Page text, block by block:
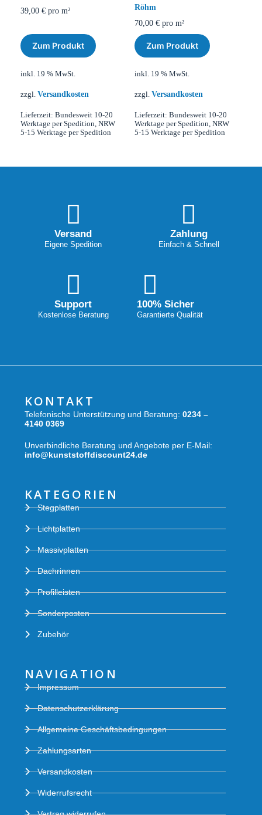
39,00 € pro m²
Zum Produkt
inkl. 19 % MwSt.
zzgl. Versandkosten
Lieferzeit: Bundesweit 10-20
Werktage per Spedition, NRW
5-15 Werktage per Spedition
Röhm
70,00 €pro m²
Zum Produkt
inkl. 19 % MwSt.
zzgl. Versandkosten
Lieferzeit: Bundesweit 10-20
Werktage per Spedition, NRW
5-15 Werktage per Spedition
Versand
Eigene Spedition
Zahlung
Einfach & Schnell
Support
Kostenlose Beratung
100% Sicher
Garantierte Qualität
KONTAKT
Telefonische Unterstützung und Beratung: 0234 –
4140 0369
Unverbindliche Beratung und Angebote per E-Mail:
info@kunststoffdiscount24.de
KATEGORIEN
Stegplatten
Lichtplatten
Massivplatten
Dachrinnen
Profilleisten
Sonderposten
Zubehör
NAVIGATION
Impressum
Datenschutzerklärung
Allgemeine Geschäftsbedingungen
Zahlungsarten
Versandkosten
Widerrufsrecht